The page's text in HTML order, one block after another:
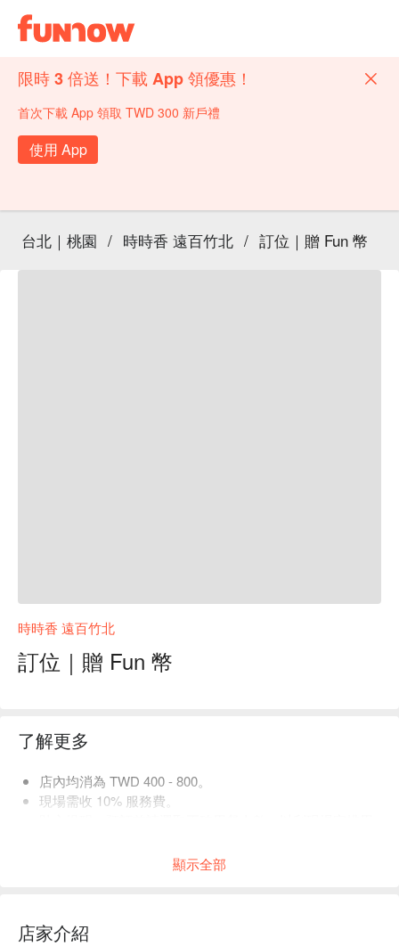
限時 3 倍送！下載 App 領優惠！
首次下載 App 領取 TWD 300 新戶禮
使用 App
台北｜桃園 / 時時香 遠百竹北 / 訂位｜贈 Fun 幣
時時香 遠百竹北
訂位｜贈 Fun 幣
了解更多
店內均消為 TWD 400 - 800。
現場需收 10% 服務費。
顯示全部
店家介紹